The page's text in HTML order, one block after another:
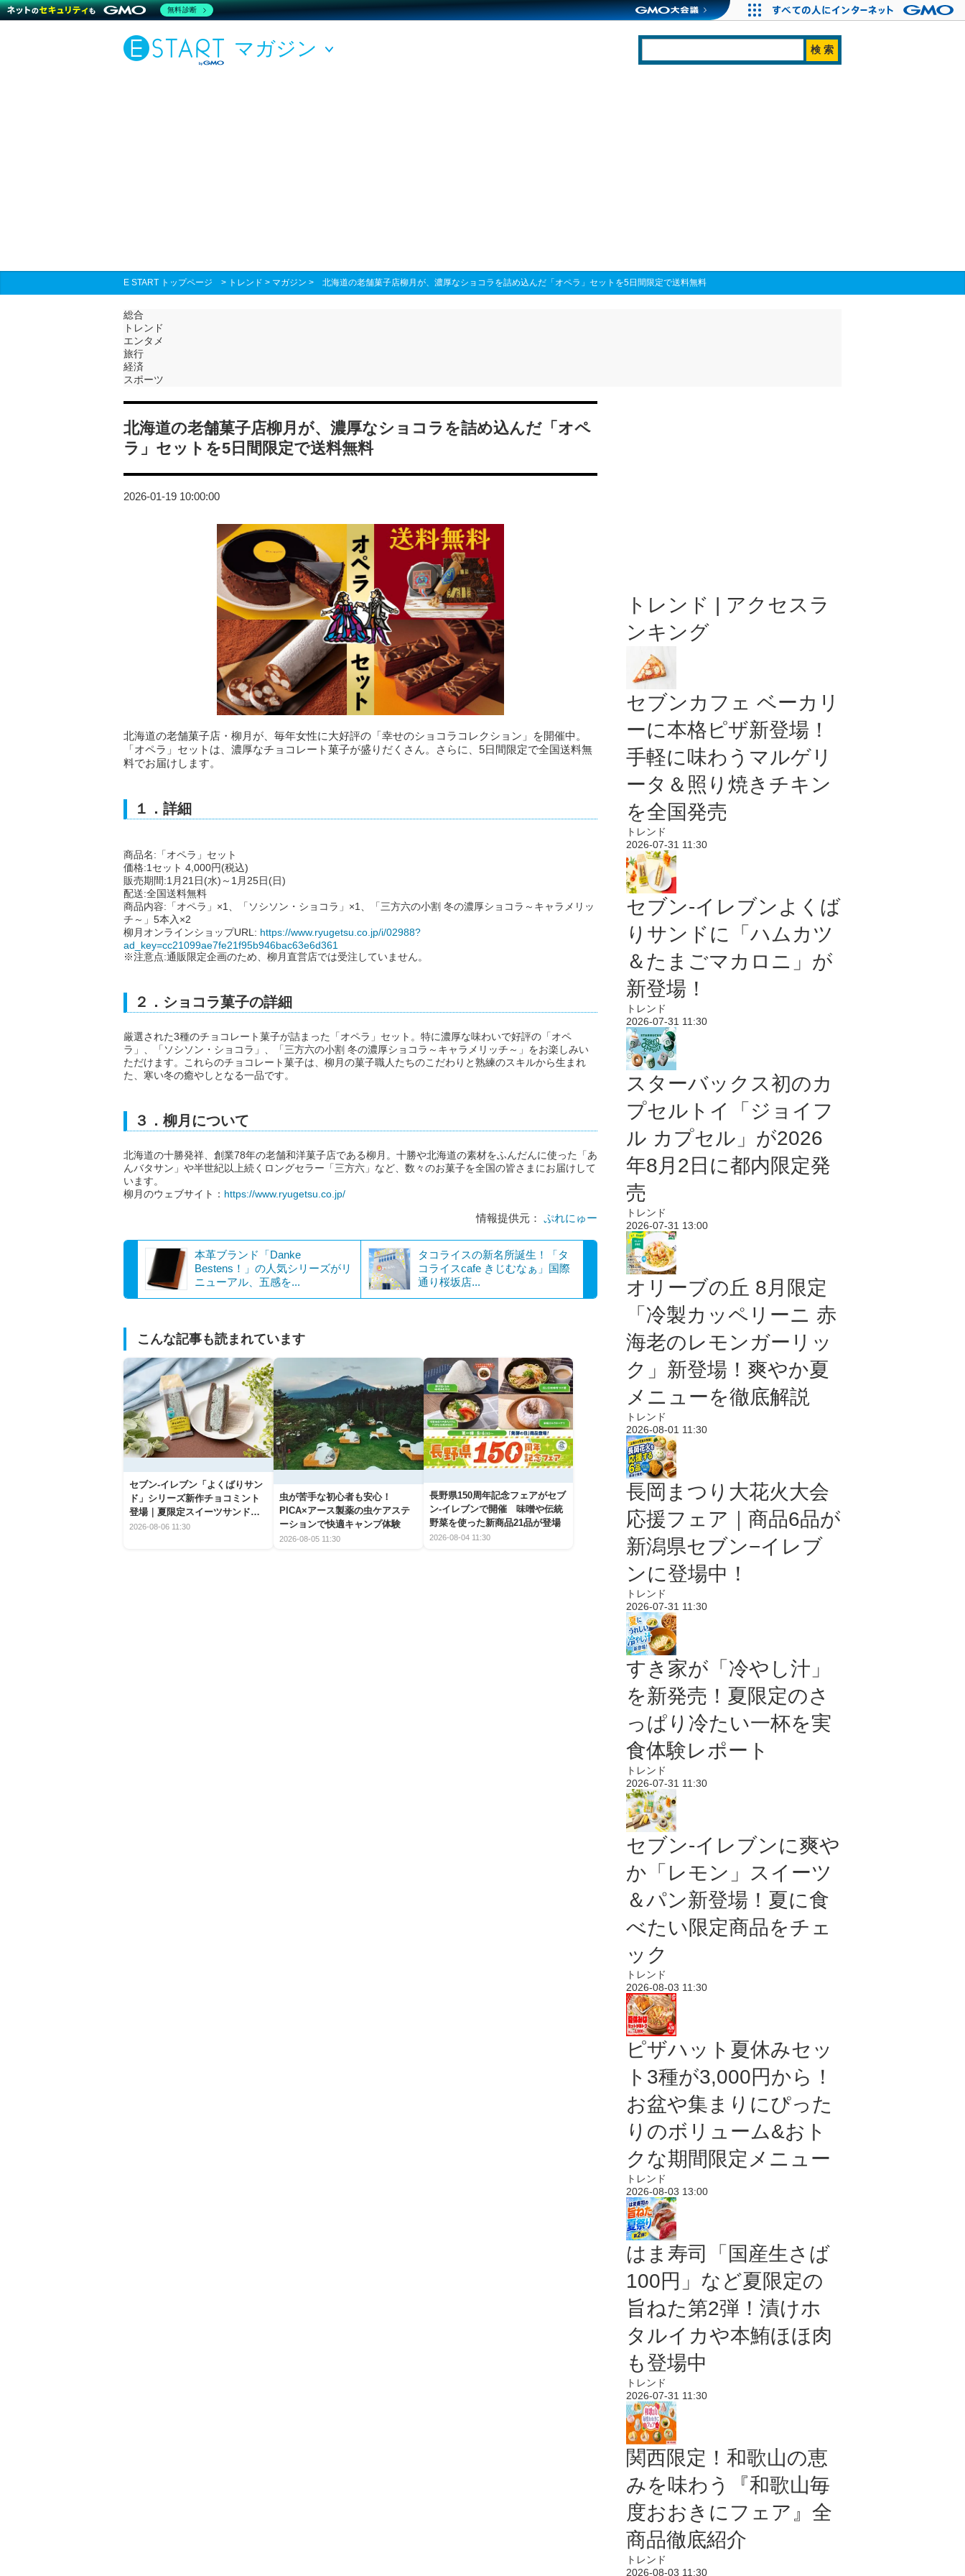
マガジン
E START トップページ > トレンド > マガジン > 北海道の老舗菓子店柳月が、濃厚なショコラを詰め込んだ「オペラ」セットを5日間限定で送料無料
総合
トレンド
エンタメ
旅行
経済
スポーツ
北海道の老舗菓子店柳月が、濃厚なショコラを詰め込んだ「オペ
ラ」セットを5日間限定で送料無料
2026-01-19 10:00:00
北海道の老舗菓子店・柳月が、毎年女性に大好評の「幸せのショコラコレクション」を開催中。
「オペラ」セットは、濃厚なチョコレート菓子が盛りだくさん。さらに、5日間限定で全国送料無
料でお届けします。
１．詳細
商品名:「オペラ」セット
価格:1セット 4,000円(税込)
販売期間:1月21日(水)～1月25日(日)
配送:全国送料無料
商品内容:「オペラ」×1、「ソシソン・ショコラ」×1、「三方六の小割 冬の濃厚ショコラ～キャラメリッ
チ～」5本入×2
柳月オンラインショップURL: https://www.ryugetsu.co.jp/i/02988?
ad_key=cc21099ae7fe21f95b946bac63e6d361
※注意点:通販限定企画のため、柳月直営店では受注していません。
２．ショコラ菓子の詳細
厳選された3種のチョコレート菓子が詰まった「オペラ」セット。特に濃厚な味わいで好評の「オペ
ラ」、「ソシソン・ショコラ」、「三方六の小割 冬の濃厚ショコラ～キャラメリッチ～」をお楽しみい
ただけます。これらのチョコレート菓子は、柳月の菓子職人たちのこだわりと熟練のスキルから生まれ
た、寒い冬の癒やしとなる一品です。
３．柳月について
北海道の十勝発祥、創業78年の老舗和洋菓子店である柳月。十勝や北海道の素材をふんだんに使った「あ
んバタサン」や半世紀以上続くロングセラー「三方六」など、数々のお菓子を全国の皆さまにお届けして
います。
柳月のウェブサイト： https://www.ryugetsu.co.jp/
情報提供元： ぷれにゅー
本革ブランド「Danke
Bestens！」の人気シリーズがリ
ニューアル、五感を...
タコライスの新名所誕生！「タ
コライスcafe きじむなぁ」国際
通り桜坂店...
こんな記事も読まれています
セブン‐イレブン「よくばりサン
ド」シリーズ新作チョコミント
登場｜夏限定スイーツサンドの
爽快な魅力
2026-08-06 11:30
虫が苦手な初心者も安心！
PICA×アース製薬の虫ケアステ
ーションで快適キャンプ体験
2026-08-05 11:30
長野県150周年記念フェアがセブ
ン-イレブンで開催 味噌や伝統
野菜を使った新商品21品が登場
2026-08-04 11:30
トレンド | アクセスラ
ンキング
セブンカフェ ベーカリ
ーに本格ピザ新登場！
手軽に味わうマルゲリ
ータ＆照り焼きチキン
を全国発売
トレンド
2026-07-31 11:30
セブン‐イレブンよくば
りサンドに「ハムカツ
＆たまごマカロニ」が
新登場！
トレンド
2026-07-31 11:30
スターバックス初のカ
プセルトイ「ジョイフ
ル カプセル」が2026
年8月2日に都内限定発
売
トレンド
2026-07-31 13:00
オリーブの丘 8月限定
「冷製カッペリーニ 赤
海老のレモンガーリッ
ク」新登場！爽やか夏
メニューを徹底解説
トレンド
2026-08-01 11:30
長岡まつり大花火大会
応援フェア｜商品6品が
新潟県セブン−イレブ
ンに登場中！
トレンド
2026-07-31 11:30
すき家が「冷やし汁」
を新発売！夏限定のさ
っぱり冷たい一杯を実
食体験レポート
トレンド
2026-07-31 11:30
セブン‐イレブンに爽や
か「レモン」スイーツ
＆パン新登場！夏に食
べたい限定商品をチェ
ック
トレンド
2026-08-03 11:30
ピザハット夏休みセッ
ト3種が3,000円から！
お盆や集まりにぴった
りのボリューム&おト
クな期間限定メニュー
トレンド
2026-08-03 13:00
はま寿司「国産生さば
100円」など夏限定の
旨ねた第2弾！漬けホ
タルイカや本鮪ほほ肉
も登場中
トレンド
2026-07-31 11:30
関西限定！和歌山の恵
みを味わう『和歌山毎
度おおきにフェア』全
商品徹底紹介
トレンド
2026-08-03 11:30
無料診断